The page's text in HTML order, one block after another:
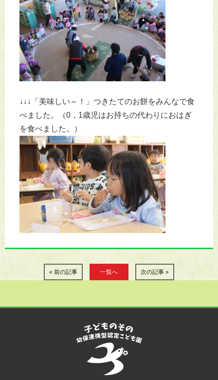
↓↓↓「美味しい～！」つきたてのお餅をみんなで食
べました。（0，1歳児はお持ちの代わりにおはぎ
を食べました。）
« 前の記事 一覧へ 次の記事 »